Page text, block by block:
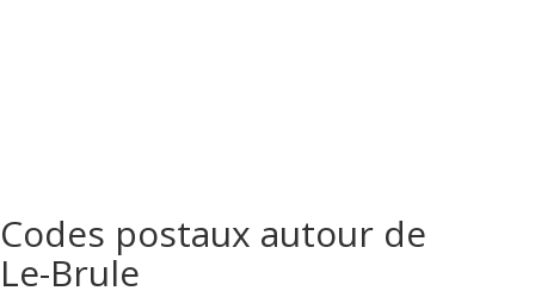
Codes postaux autour de
Le-Brule